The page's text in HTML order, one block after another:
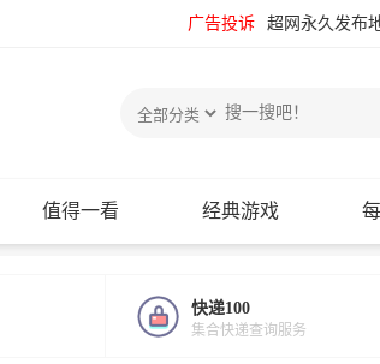
超网永久发布
广告投诉
值得一看 经典游戏
快递100
集合快递查询服务